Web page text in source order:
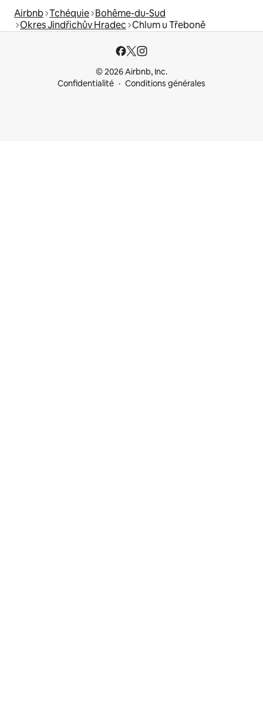
Airbnb Tchéquie Bohême-du-Sud
Okres Jindřichův Hradec Chlum u Třeboně
© 2026 Airbnb, Inc.
Confidentialité
Conditions générales